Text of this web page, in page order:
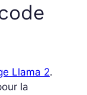
Llama 2.
la